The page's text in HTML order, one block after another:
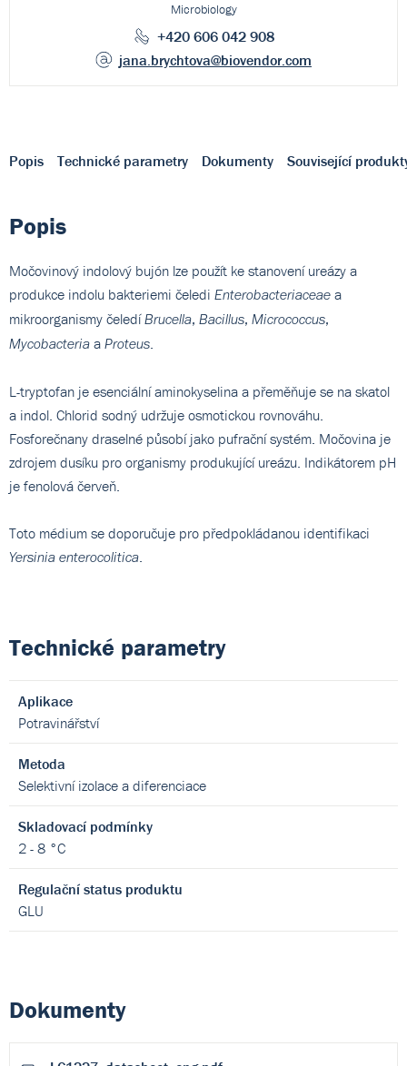
Microbiology
+420 606 042 908
jana.brychtova@biovendor.com
Popis Technické parametry Dokumenty Související
Popis
Močovinový indolový bujón lze použít ke stanovení ureázy a
produkce indolu bakteriemi čeledi Enterobacteriaceae a
mikroorganismy čeledíBrucella, Bacillus, Micrococcus,
Mycobacteria a Proteus.
L-tryptofan je esenciální aminokyselina a přeměňuje se na skatol
a indol. Chlorid sodný udržuje osmotickou rovnováhu.
Fosforečnany draselné působí jako pufrační systém. Močovina je
zdrojem dusíku pro organismy produkující ureázu. Indikátorem pH
je fenolová červeň.
Toto médium se doporučuje pro předpokládanou identifikaci
Yersinia enterocolitica.
Technické parametry
Aplikace
Potravinářství
Metoda
Selektivní izolace a diferenciace
Skladovací podmínky
2 - 8 °C
Regulační status produktu
GLU
Dokumenty